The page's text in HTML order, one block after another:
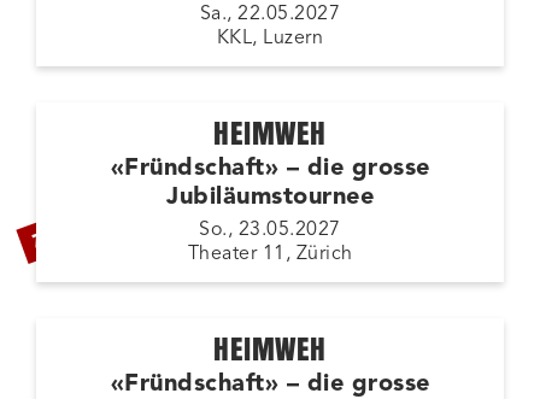
Sa., 22.05.2027
KKL, Luzern
ZUSATZSHOW
HEIMWEH
«Fründschaft» – die grosse
Jubiläumstournee
So., 23.05.2027
Theater 11, Zürich
HEIMWEH
«Fründschaft» – die grosse